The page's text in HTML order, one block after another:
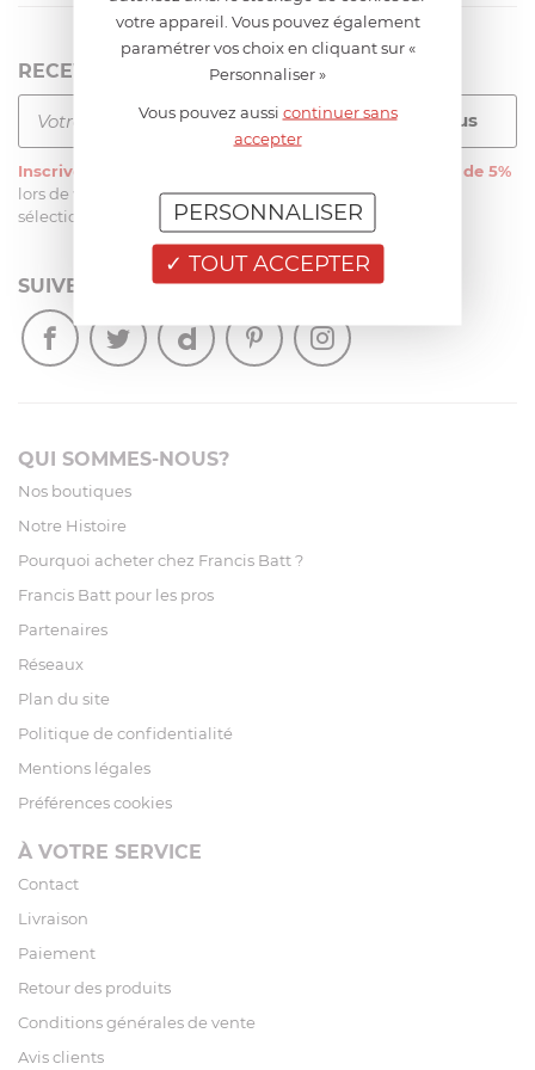
RECEVEZ LA NEWSLETTER
Inscrivez-vous
une remise de 5%
lors de votre première commande sur notre site sur une
sélection d’articles, hors soldes et promotions
SUIVEZ-NOUS
QUI SOMMES-NOUS?
Nos boutiques
Notre Histoire
Pourquoi acheter chez Francis Batt ?
Francis Batt pour les pros
Partenaires
Réseaux
Plan du site
Politique de confidentialité
Mentions légales
Préférences cookies
À VOTRE SERVICE
Contact
Livraison
Paiement
Retour des produits
Conditions générales de vente
Avis clients
votre appareil. Vous pouvez également
paramétrer vos choix en cliquant sur «
Personnaliser »
Vous pouvez aussi continuer sans
accepter
TOUT ACCEPTER
PERSONNALISER